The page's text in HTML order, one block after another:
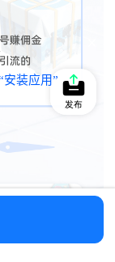
发布
安装应用”